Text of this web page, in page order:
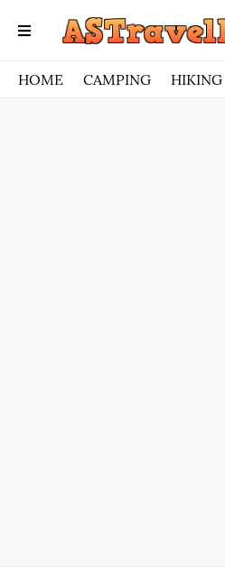
HOME CAMPING HIKING